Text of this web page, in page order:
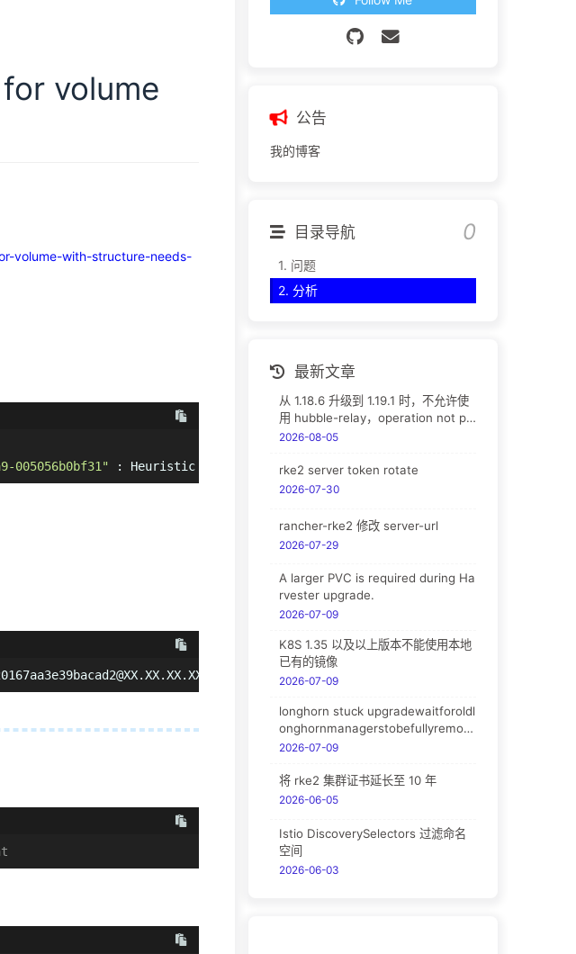
volume
volume-with-structure-needs-
005056b0bf31" : Heuristic determination of mount point failed:
block-store/3eeb31cf-3289-4052-a690-
公告
我的博客
目录导航
1. 问题
2. 分析
最新文章
从 1.18.6 升级到 1.19.1 时，不允许使
用 hubble-relay，operation not pe
rmitted
2026-08-05
rke2 server token rotate
2026-07-30
rancher-rke2 修改 server-url
2026-07-29
A larger PVC is required during Ha
rvester upgrade.
2026-07-09
K8S 1.35 以及以上版本不能使用本地
已有的镜像
2026-07-09
longhorn stuck upgradewaitforoldl
onghornmanagerstobefullyremov
ed
2026-07-09
将 rke2 集群证书延长至 10 年
2026-06-05
Istio DiscoverySelectors 过滤命名
空间
2026-06-03